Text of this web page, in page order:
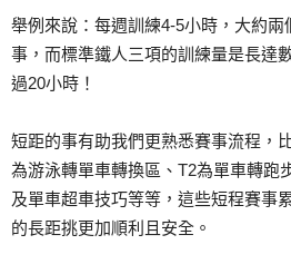
舉例來說：每週訓練4-5小時，大約
事，而標準鐵人三項的訓練量是長達
過20小時！
短距的事有助我們更熟悉賽事流程，
為游泳轉單車轉換區、T2為單車轉跑
及單車超車技巧等等，這些短程賽事
的長距挑更加順利且安全。